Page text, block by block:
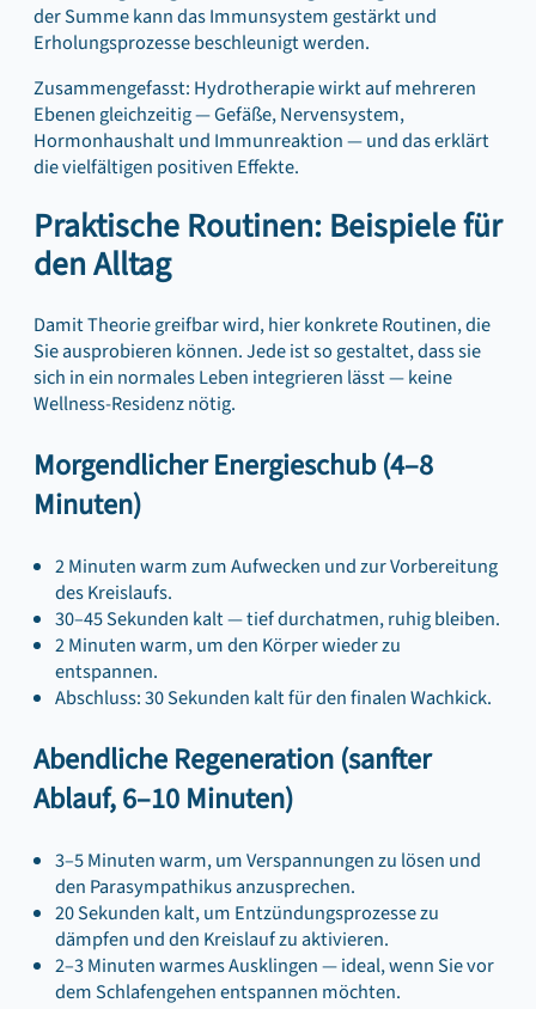
der Summe kann das Immunsystem gestärkt und
Erholungsprozesse beschleunigt werden.
Zusammengefasst: Hydrotherapie wirkt auf mehreren
Ebenen gleichzeitig — Gefäße, Nervensystem,
Hormonhaushalt und Immunreaktion — und das erklärt
die vielfältigen positiven Effekte.
Praktische Routinen: Beispiele für
den Alltag
Damit Theorie greifbar wird, hier konkrete Routinen, die
Sie ausprobieren können. Jede ist so gestaltet, dass sie
sich in ein normales Leben integrieren lässt — keine
Wellness-Residenz nötig.
Morgendlicher Energieschub (4–8
Minuten)
2 Minuten warm zum Aufwecken und zur Vorbereitung
des Kreislaufs.
30–45 Sekunden kalt — tief durchatmen, ruhig bleiben.
2 Minuten warm, um den Körper wieder zu
entspannen.
Abschluss: 30 Sekunden kalt für den finalen Wachkick.
Abendliche Regeneration (sanfter
Ablauf, 6–10 Minuten)
3–5 Minuten warm, um Verspannungen zu lösen und
den Parasympathikus anzusprechen.
20 Sekunden kalt, um Entzündungsprozesse zu
dämpfen und den Kreislauf zu aktivieren.
2–3 Minuten warmes Ausklingen — ideal, wenn Sie vor
dem Schlafengehen entspannen möchten.